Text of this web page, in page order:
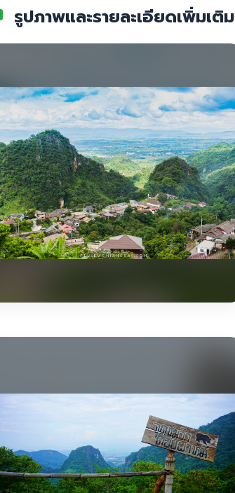
รูปภาพและรายละเอียดเพิ่มเติม